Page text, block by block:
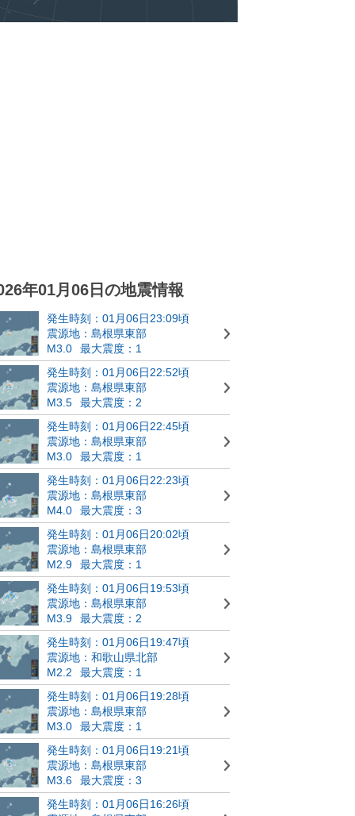
年01月06日の地震情報
発生時刻：01月06日23:09頃
震源地：島根県東部
M3.0
最大震度：1
発生時刻：01月06日22:52頃
震源地：島根県東部
M3.5
最大震度：2
発生時刻：01月06日22:45頃
震源地：島根県東部
M3.0
最大震度：1
発生時刻：01月06日22:23頃
震源地：島根県東部
M4.0
最大震度：3
発生時刻：01月06日20:02頃
震源地：島根県東部
M2.9
最大震度：1
発生時刻：01月06日19:53頃
震源地：島根県東部
M3.9
最大震度：2
発生時刻：01月06日19:47頃
震源地：和歌山県北部
M2.2
最大震度：1
発生時刻：01月06日19:28頃
震源地：島根県東部
M3.0
最大震度：1
発生時刻：01月06日19:21頃
震源地：島根県東部
M3.6
最大震度：3
発生時刻：01月06日16:26頃